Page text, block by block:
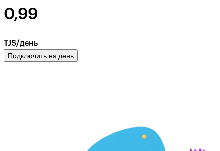
0,99
TJS/день
Подключить на день